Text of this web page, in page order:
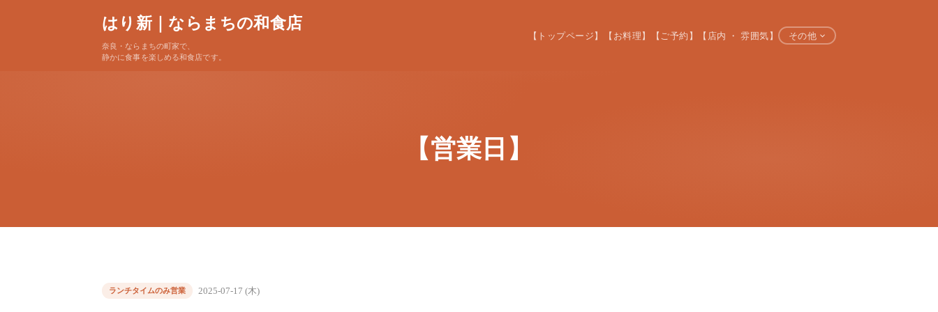
はり新｜ならまちの和食店
奈良・ならまちの町家で、
静かに食事を楽しめる和食店です。
【トップページ】 【お料理】 【ご予約】 【店内 ・ 雰囲気】 その他
【営業日】
ランチタイムのみ営業 2025-07-17 (木)